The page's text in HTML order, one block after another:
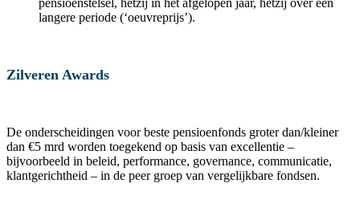
pensioenstelsel, hetzij in het afgelopen jaar, hetzij over een
langere periode (‘oeuvreprijs’).
Zilveren Awards
De onderscheidingen voor beste pensioenfonds groter dan/kleiner
dan €5 mrd worden toegekend op basis van excellentie –
bijvoorbeeld in beleid, performance, governance, communicatie,
klantgerichtheid – in de peer groep van vergelijkbare fondsen.